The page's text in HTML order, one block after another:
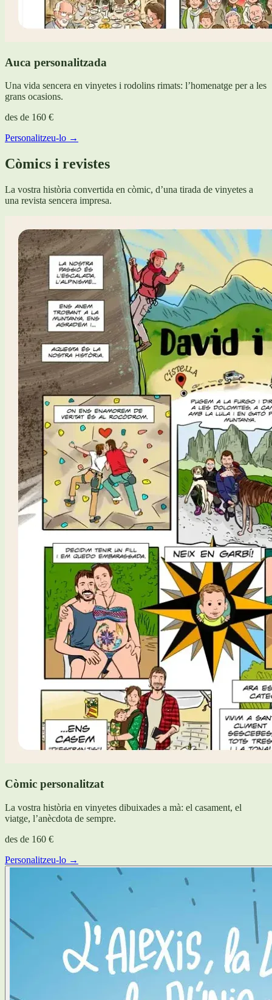
Auca personalitzada
Una vida sencera en vinyetes i rodolins rimats: l’homenatge per a les
grans ocasions.
des de 160 €
Personalitzeu-lo →
Còmics i revistes
La vostra història convertida en còmic, d’una tirada de vinyetes a
una revista sencera impresa.
Còmic personalitzat
La vostra història en vinyetes dibuixades a mà: el casament, el
viatge, l’anècdota de sempre.
des de 160 €
Personalitzeu-lo →